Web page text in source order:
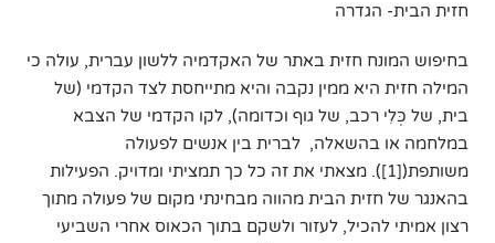
חזית הבית- הגדרה
בחיפוש המונח חזית באתר של האקדמיה ללשון עברית, עולה כי
המילה חזית היא ממין נקבה והיא מתייחסת לצד הקדמי (של
בית, של כְּלִי רכב, של גוף וכדומה), לקו הקדמי של הצבא
במלחמה או בהשאלה, לברית בין אנשים לפעולה
משותפת([1]
). מצאתי את זה כל כך תמציתי ומדויק. הפעילות
בהאנגר של חזית הבית מהווה מבחינתי מקום של פעולה מתוך
רצון אמיתי להכיל, לעזור ולשקם בתוך הכאוס אחרי השביעי